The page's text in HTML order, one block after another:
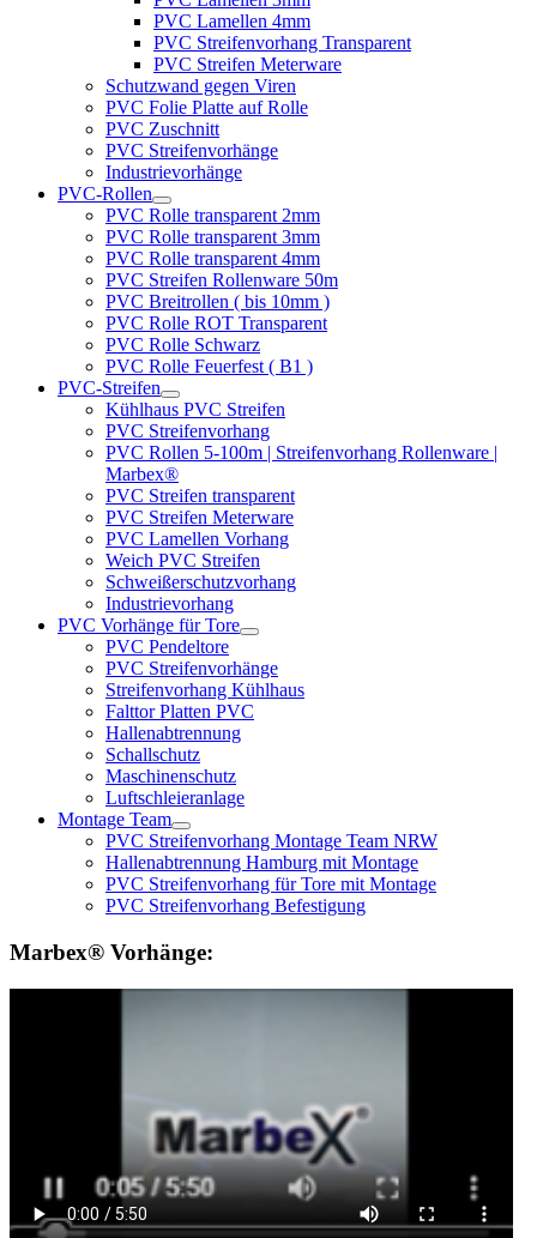
PVC Lamellen 4mm
PVC Streifenvorhang Transparent
PVC Streifen Meterware
Schutzwand gegen Viren
PVC Folie Platte auf Rolle
PVC Zuschnitt
PVC Streifenvorhänge
Industrievorhänge
PVC-Rollen
PVC Rolle transparent 2mm
PVC Rolle transparent 3mm
PVC Rolle transparent 4mm
PVC Streifen Rollenware 50m
PVC Breitrollen ( bis 10mm )
PVC Rolle ROT Transparent
PVC Rolle Schwarz
PVC Rolle Feuerfest ( B1 )
PVC-Streifen
Kühlhaus PVC Streifen
PVC Streifenvorhang
PVC Rollen 5-100m | Streifenvorhang Rollenware |
Marbex®
PVC Streifen transparent
PVC Streifen Meterware
PVC Lamellen Vorhang
Weich PVC Streifen
Schweißerschutzvorhang
Industrievorhang
PVC Vorhänge für Tore
PVC Pendeltore
PVC Streifenvorhänge
Streifenvorhang Kühlhaus
Falttor Platten PVC
Hallenabtrennung
Schallschutz
Maschinenschutz
Luftschleieranlage
Montage Team
PVC Streifenvorhang Montage Team NRW
Hallenabtrennung Hamburg mit Montage
PVC Streifenvorhang für Tore mit Montage
PVC Streifenvorhang Befestigung
Marbex® Vorhänge: